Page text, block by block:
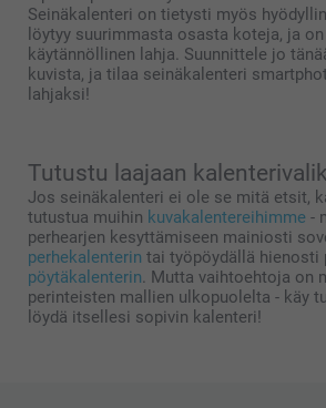
Seinäkalenteri on tietysti myös
löytyy suurimmasta osasta koteja, ja
käytännöllinen lahja. Suunnittele jo
kuvista, ja tilaa seinäkalenteri
lahjaksi!
Tutustu laajaan
Jos seinäkalenteri ei ole se mitä etsit,
tutustua muihin kuvakalentereihimme -
perhearjen kesyttämiseen mainiosti
perhekalenterin tai työpöydällä hienosti
pöytäkalenterin . Mutta vaihtoehtoja on
perinteisten mallien ulkopuolelta - käy
löydä itsellesi sopivin kalenteri!